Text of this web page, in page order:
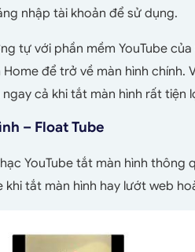
nhập tài khoản để sử dụng.
tự với phần mềm YouTube
để trở về màn hình chính.
cả khi tắt màn hình rất tiện
– Float Tube
YouTube tắt màn hình thông
khi tắt màn hình hay lướt web